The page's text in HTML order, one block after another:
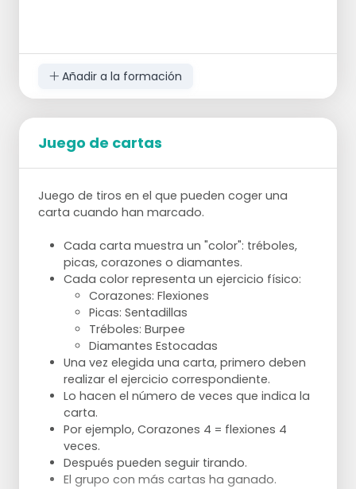
Añadir a la formación
Juego de cartas
Juego de tiros en el que pueden coger una
carta cuando han marcado.
Cada carta muestra un "color": tréboles,
picas, corazones o diamantes.
Cada color representa un ejercicio físico:
Corazones: Flexiones
Picas: Sentadillas
Tréboles: Burpee
Diamantes Estocadas
Una vez elegida una carta, primero deben
realizar el ejercicio correspondiente.
Lo hacen el número de veces que indica la
carta.
Por ejemplo, Corazones 4 = flexiones 4
veces.
Después pueden seguir tirando.
El grupo con más cartas ha ganado.